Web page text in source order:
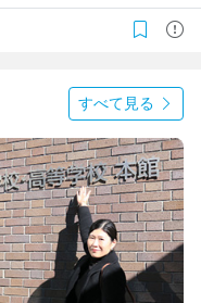
すべて見る